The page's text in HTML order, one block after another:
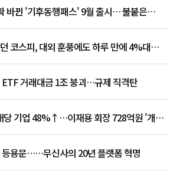
바뀐 '기후동행패스' 9월 출시… 불붙은
코스피, 대외 훈풍에도 하루 만에 4%대
ETF 거래대금 1조 붕괴…규제 직격탄
당 기업 48%↑…이재용 회장 728억원 '개인
등용문……무신사의 20년 플랫폼 혁명